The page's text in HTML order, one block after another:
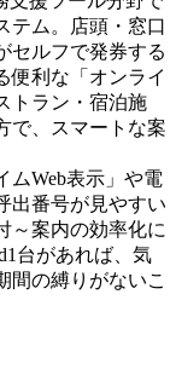
テム。店頭・窓口
セルフで発券する
便利な「オンライ
トラン・宿泊施
で、スマートな案
ムWeb表示」や電
出番号が見やすい
～案内の効率化に
台があれば、気
間の縛りがないこ